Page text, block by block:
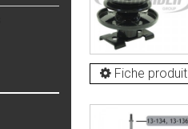
Fiche produit